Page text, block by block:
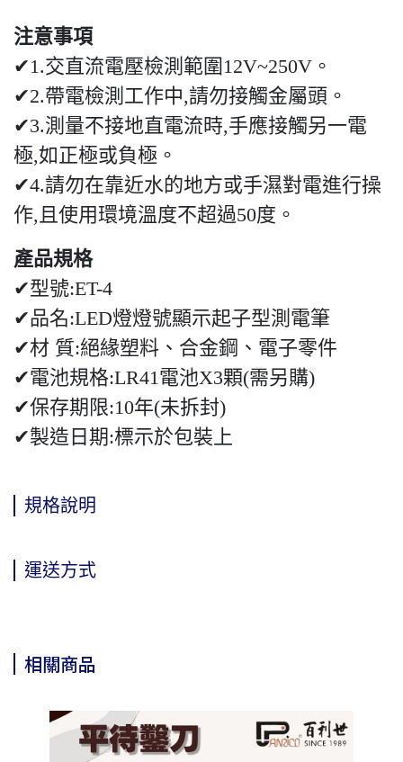
注意事項
✔1.交直流電壓檢測範圍12V~250V。
✔2.帶電檢測工作中,請勿接觸金屬頭。
✔3.測量不接地直電流時,手應接觸另一電
極,如正極或負極。
✔4.請勿在靠近水的地方或手濕對電進行操
作,且使用環境溫度不超過50度。
產品規格
✔型號:ET-4
✔品名:LED燈燈號顯示起子型測電筆
✔材 質:絕緣塑料、合金鋼、電子零件
✔電池規格:LR41電池X3顆(需另購)
✔保存期限:10年(未拆封)
✔製造日期:標示於包裝上
規格說明
運送方式
相關商品